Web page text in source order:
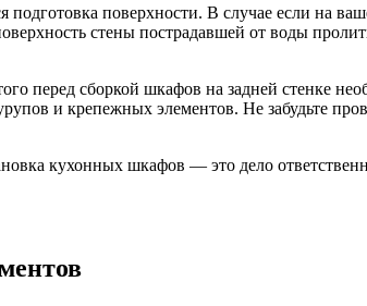
поверхности. В случае если на
стены пострадавшей от воды
перед сборкой шкафов на задней стенке
и крепежных элементов. Не забудьте
кухонных шкафов — это дело